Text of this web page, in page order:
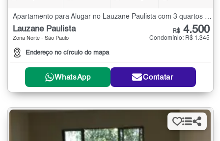
Apartamento para Alugar no Lauzane Paulista com 3 quartos - 90 m²
Lauzane Paulista
Zona Norte - São Paulo
Endereço no círculo do mapa
R$ 4.500
Condomínio: R$ 1.345
WhatsApp Contatar